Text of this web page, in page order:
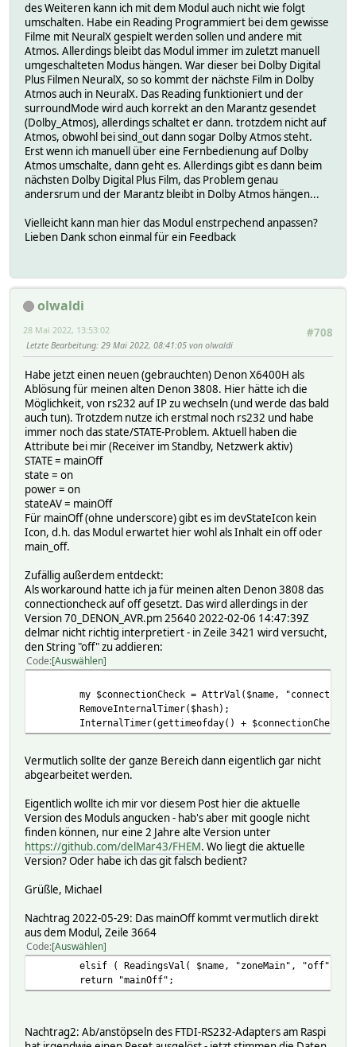
des Weiteren kann ich mit dem Modul auch nicht wie folgt
umschalten. Habe ein Reading Programmiert bei dem gewisse
Filme mit NeuralX gespielt werden sollen und andere mit
Atmos. Allerdings bleibt das Modul immer im zuletzt manuell
umgeschalteten Modus hängen. War dieser bei Dolby Digital
Plus Filmen NeuralX, so so kommt der nächste Film in Dolby
Atmos auch in NeuralX. Das Reading funktioniert und der
surroundMode wird auch korrekt an den Marantz gesendet
(Dolby_Atmos), allerdings schaltet er dann. trotzdem nicht auf
Atmos, obwohl bei sind_out dann sogar Dolby Atmos steht.
Erst wenn ich manuell über eine Fernbedienung auf Dolby
Atmos umschalte, dann geht es. Allerdings gibt es dann beim
nächsten Dolby Digital Plus Film, das Problem genau
andersrum und der Marantz bleibt in Dolby Atmos hängen...
Vielleicht kann man hier das Modul enstrpechend anpassen?
Lieben Dank schon einmal für ein Feedback
olwaldi
#708
28 Mai 2022, 13:53:02
Letzte Bearbeitung: 29 Mai 2022, 08:41:05 von olwaldi
Habe jetzt einen neuen (gebrauchten) Denon X6400H als
Ablösung für meinen alten Denon 3808. Hier hätte ich die
Möglichkeit, von rs232 auf IP zu wechseln (und werde das bald
auch tun). Trotzdem nutze ich erstmal noch rs232 und habe
immer noch das state/STATE-Problem. Aktuell haben die
Attribute bei mir (Receiver im Standby, Netzwerk aktiv)
STATE = mainOff
state = on
power = on
stateAV = mainOff
Für mainOff (ohne underscore) gibt es im devStateIcon kein
Icon, d.h. das Modul erwartet hier wohl als Inhalt ein off oder
main_off.
Zufällig außerdem entdeckt:
Als workaround hatte ich ja für meinen alten Denon 3808 das
connectioncheck auf off gesetzt. Das wird allerdings in der
Version 70_DENON_AVR.pm 25640 2022-02-06 14:47:39Z
delmar nicht richtig interpretiert - in Zeile 3421 wird versucht,
den String "off" zu addieren:
Code Auswählen
my $connectionCheck = AttrVal($name,
RemoveInternalTimer($hash);
InternalTimer(gettimeofday() + $connectionCheck,
Vermutlich sollte der ganze Bereich dann eigentlich gar nicht
abgearbeitet werden.
Eigentlich wollte ich mir vor diesem Post hier die aktuelle
Version des Moduls angucken - hab's aber mit google nicht
finden können, nur eine 2 Jahre alte Version unter
https://github.com/delMar43/FHEM. Wo liegt die aktuelle
Version? Oder habe ich das git falsch bedient?
Grüßle, Michael
Nachtrag 2022-05-29: Das mainOff kommt vermutlich direkt
aus dem Modul, Zeile 3664
Code Auswählen
elsif ( ReadingsVal( $name, "zoneMain", "off" )
return "mainOff";
Nachtrag2: Ab/anstöpseln des FTDI-RS232-Adapters am Raspi